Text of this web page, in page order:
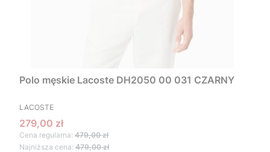
Polo męskie Lacoste DH2050 00 031 CZARNY
PRODUCENT
LACOSTE
Cena promocyjna
279,00 zł
Cena regularna: 479,00 zł
Najniższa cena: 479,00 zł